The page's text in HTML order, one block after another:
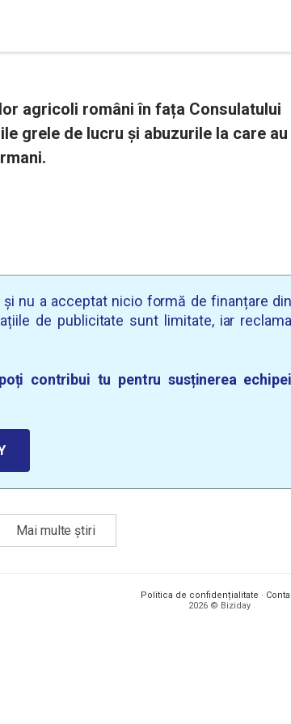
agricoli români în fața Consulatului
grele de lucru şi abuzurile la care au
nu a acceptat nicio formă de finanțare din
de publicitate sunt limitate, iar reclama
contribui tu pentru susținerea echipei
Mai multe știri
Politica de confidențialitate ·
2026 © Biziday